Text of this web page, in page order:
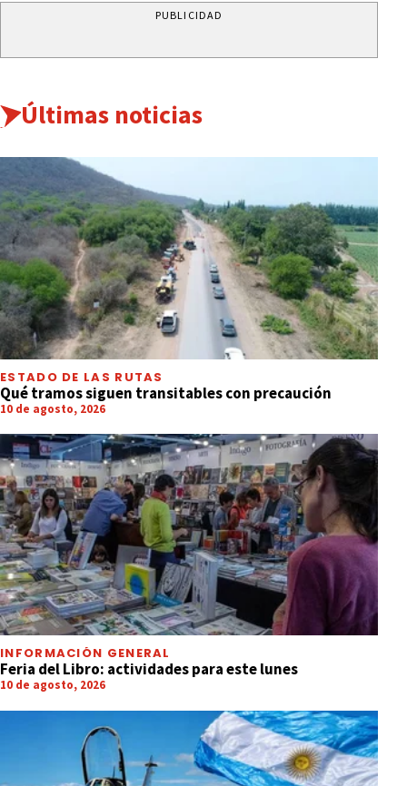
PUBLICIDAD
Últimas noticias
ESTADO DE LAS RUTAS
Qué tramos siguen transitables con precaución
10 de agosto, 2026
INFORMACIÓN GENERAL
Feria del Libro: actividades para este lunes
10 de agosto, 2026